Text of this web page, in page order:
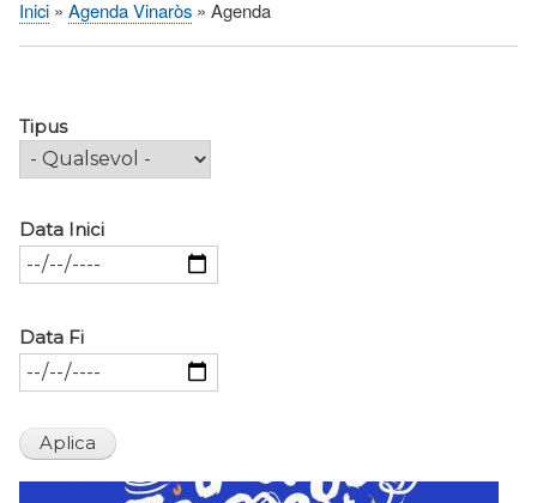
Fil
Inici Agenda Vinaròs Agenda
Tipus
Data Inici
Data Fi